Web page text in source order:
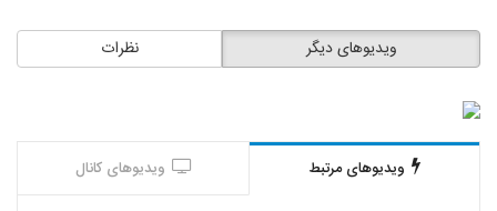
نظرات ویدیوهای دیگر
ویدیوهای مرتبط ویدیوهای کانال